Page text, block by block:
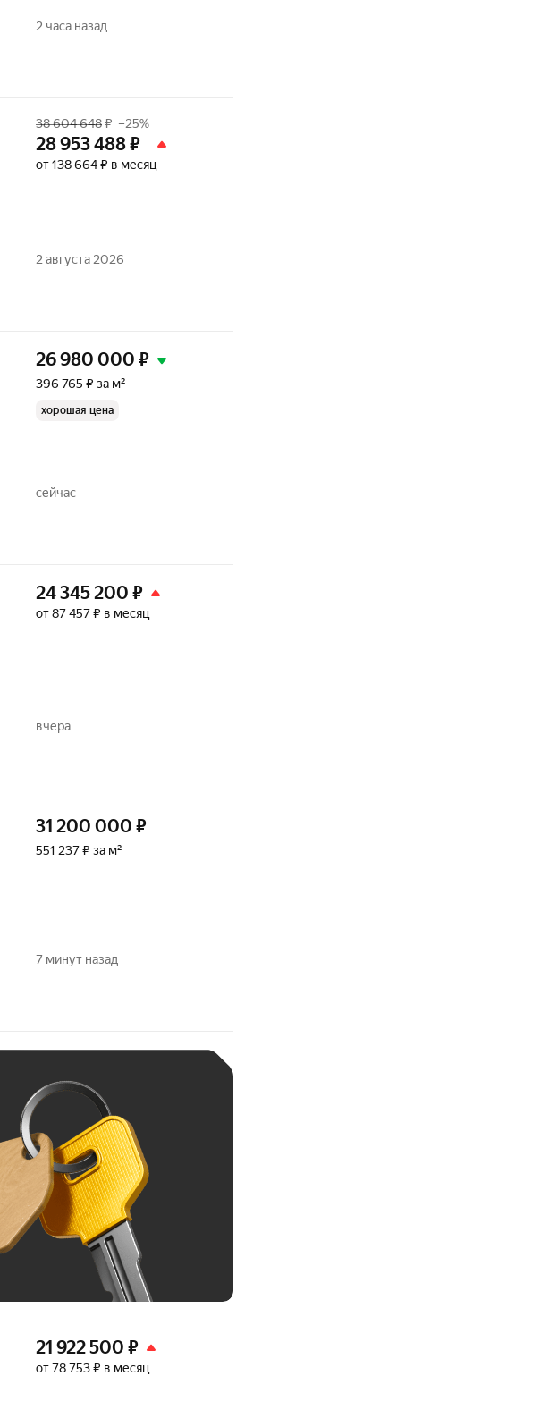
2 часа назад
38 604 648₽ –25%
28 953 488₽
от 138 664 ₽ в месяц
2 августа 2026
26 980 000 ₽
396 765 ₽ за м²
хорошая цена
сейчас
24 345 200 ₽
от 87 457 ₽ в месяц
вчера
31 200 000 ₽
551 237 ₽ за м²
7 минут назад
21 922 500 ₽
от 78 753 ₽ в месяц